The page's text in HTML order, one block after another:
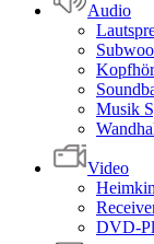
Audio
Musik
Video
DVD-